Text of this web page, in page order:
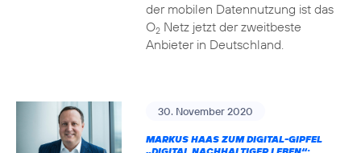
der mobilen Datennutzung ist das
O2Netz jetzt der zweitbeste
Anbieter in Deutschland.
30. November 2020
MARKUS HAAS ZUM DIGITAL-GIPFEL